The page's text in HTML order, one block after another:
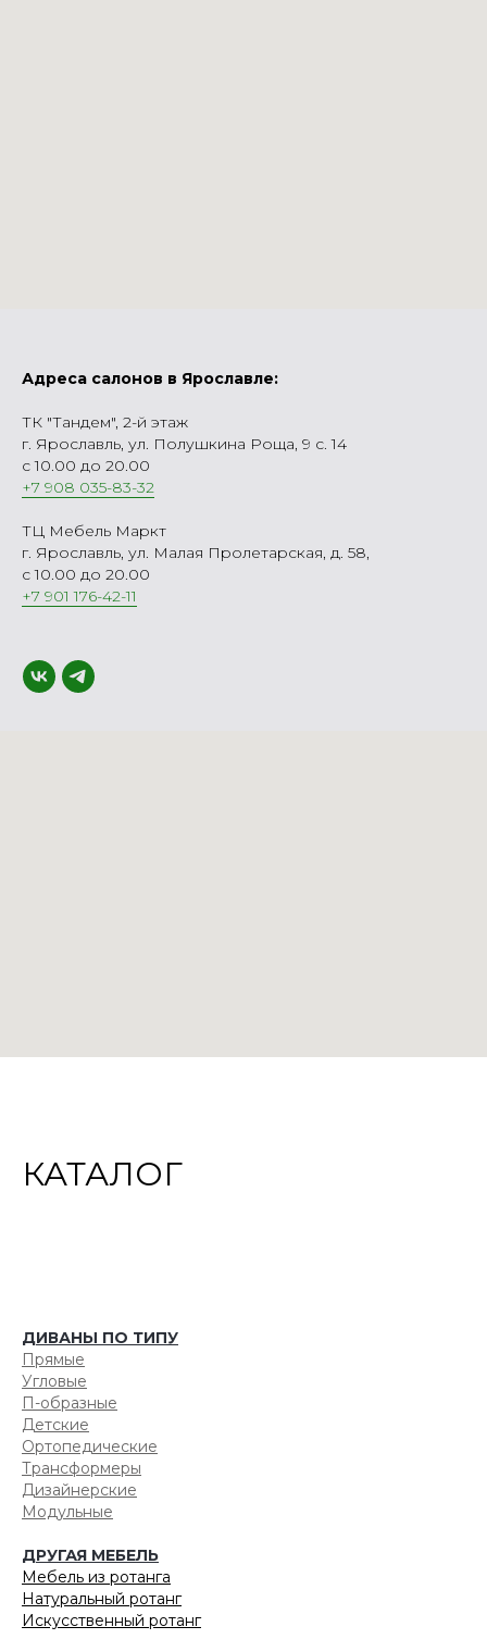
Адреса салонов в Ярославле:
ТК "Тандем", 2-й этаж
г. Ярославль, ул. Полушкина Роща, 9 с. 14
с 10.00 до 20.00
+7 908 035-83-32
ТЦ Мебель Маркт
г. Ярославль, ул. Малая Пролетарская, д. 58,
с 10.00 до 20.00
+7 901 176-42-11
КАТАЛОГ
ДИВАНЫ ПО ТИПУ
Прямые
Угловые
П-образные
Детские
Ортопедические
Трансформеры
Дизайнерские
Модульные
ДРУГАЯ МЕБЕЛЬ
Мебель из ротанга
Натуральный ротанг
Искусственный ротанг